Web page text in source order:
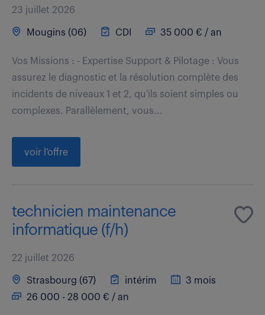
23 juillet 2026
Mougins (06) CDI 35 000 € / an
Vos Missions : - Expertise Support & Pilotage : Vous
assurez le diagnostic et la résolution complète des
incidents de niveaux 1 et 2, qu'ils soient simples ou
complexes. Parallèlement, vous...
voir l'offre
technicien maintenance
informatique (f/h)
22 juillet 2026
Strasbourg (67) intérim
3 mois
26 000 - 28 000 € / an